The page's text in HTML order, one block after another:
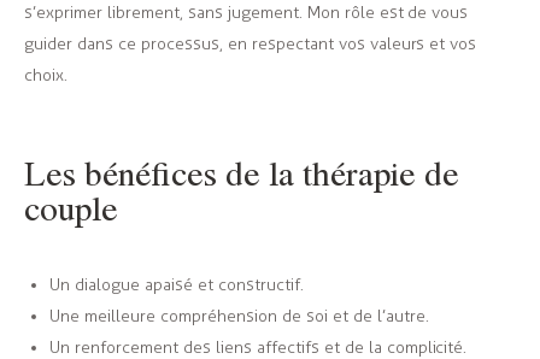
s’exprimer librement, sans jugement. Mon rôle est de vous
guider dans ce processus, en respectant vos valeurs et vos
choix.
Les bénéfices de la thérapie de
couple
Un dialogue apaisé et constructif.
Une meilleure compréhension de soi et de l’autre.
Un renforcement des liens affectifs et de la complicité.